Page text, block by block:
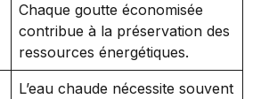
Chaque goutte économisée
contribue à la préservation des
ressources énergétiques.
L’eau chaude nécessite souvent